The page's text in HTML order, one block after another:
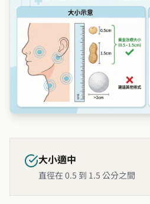
大小適中
直徑在 0.5 到 1.5 公分之間